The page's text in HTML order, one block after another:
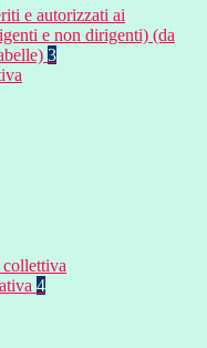
e autorizzati ai
e non dirigenti) (da
3
4